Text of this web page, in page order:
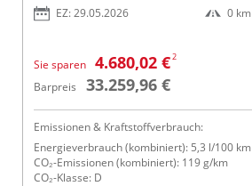
EZ: 29.05.2026
0 km
Sie sparen 4.680,02 €2
Barpreis 33.259,96 €
Emissionen & Kraftstoffverbrauch:
Energieverbrauch (kombiniert): 5,3 l/100 km
CO₂-Emissionen (kombiniert): 119 g/km
CO₂-Klasse: D